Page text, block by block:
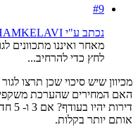
#9
נכתב ע"י HAMKELAVI:
מאחר ואיננו מתכוונים
לחץ כדי להרחיב...
מכיוון שיש סיכוי שכן תרצו
האם המחירים שהערכת
אותם יותר בקלות.